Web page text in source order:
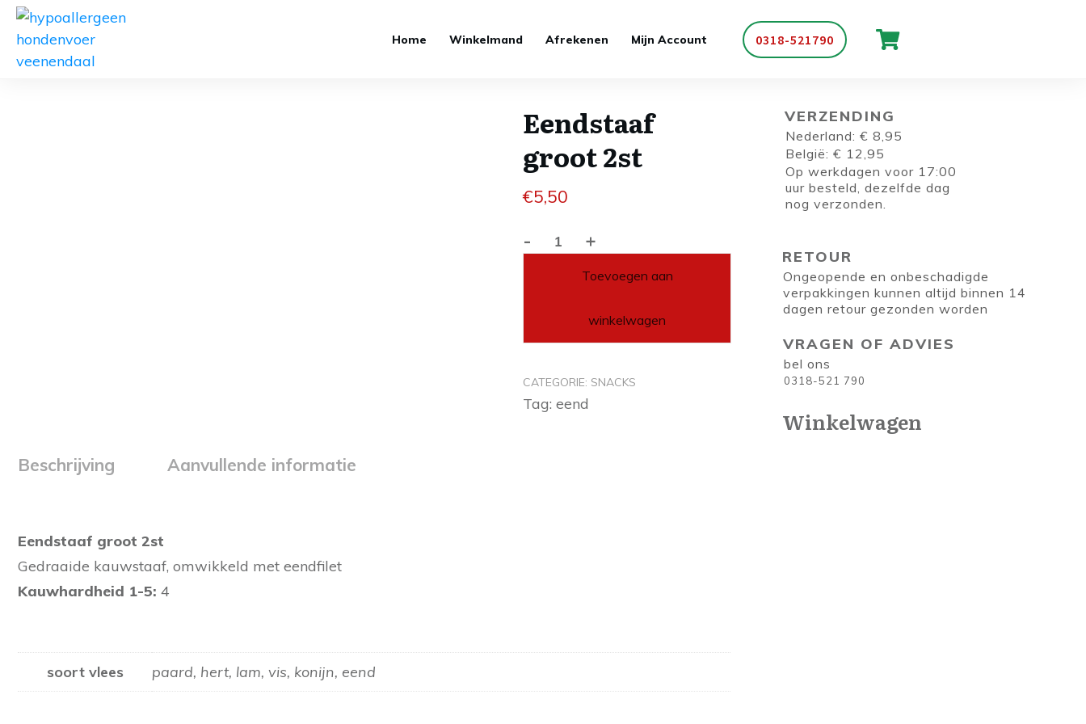
Home Winkelmand Afrekenen Mijn Account 0318-521790
Eendstaaf
groot 2st
€5,50
-
Eendstaaf+
Toevoegen aan
winkelwagen
CATEGORIE: SNACKS
Tag:eend
Beschrijving Aanvullende informatie
Eendstaaf groot 2st
Gedraaide kauwstaaf, omwikkeld met eendfilet
Kauwhardheid 1-5: 4
soort vlees paard, hert, lam, vis, konijn, eend
VERZENDING
Nederland: € 8,95
België: € 12,95
Op werkdagen voor 17:00
uur besteld, dezelfde dag
nog verzonden.
RETOUR
Ongeopende en onbeschadigde
verpakkingen kunnen altijd binnen 14
dagen retour gezonden worden
VRAGEN OF ADVIES
bel ons
0318-521 790
Winkelwagen